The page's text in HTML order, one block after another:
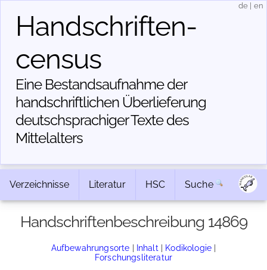
Handschriften­
census
Eine Bestandsaufnahme der
handschriftlichen Über­lieferung
deutschsprachiger Texte des
Mittelalters
de en
Verzeichnisse Literatur HSC Suche
Handschriftenbeschreibung 14869
Aufbewahrungsorte | Inhalt | Kodikologie |
Forschungsliteratur